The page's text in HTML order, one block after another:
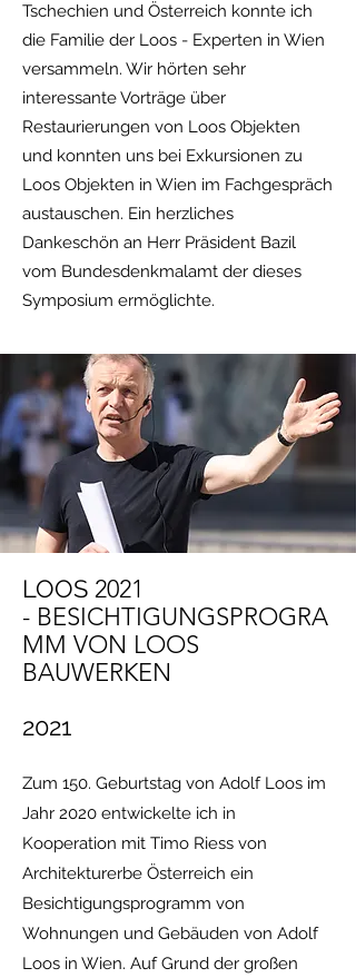
Tschechien und Österreich konnte ich
die Familie der Loos - Experten in Wien
versammeln. Wir hörten sehr
interessante Vorträge über
Restaurierungen von Loos Objekten
und konnten uns bei Exkursionen zu
Loos Objekten in Wien im Fachgespräch
austauschen. Ein herzliches
Dankeschön an Herr Präsident Bazil
vom Bundesdenkmalamt der dieses
Symposium ermöglichte.
LOOS 2021
- BESICHTIGUNGSPROGRA
MM VON LOOS
BAUWERKEN
2021
Zum 150. Geburtstag von Adolf Loos im
Jahr 2020 entwickelte ich in
Kooperation mit Timo Riess von
Architekturerbe Österreich ein
Besichtigungsprogramm von
Wohnungen und Gebäuden von Adolf
Loos in Wien. Auf Grund der großen